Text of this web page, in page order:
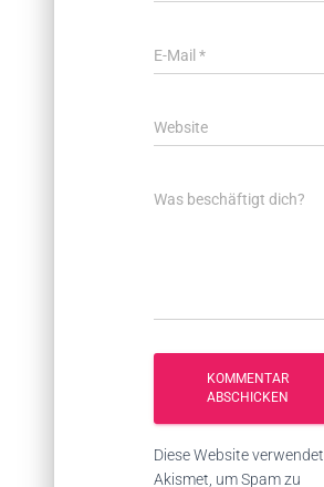
E-Mail*
Website
Was beschäftigt dich?
Diese Website verwendet
Akismet, um Spam zu